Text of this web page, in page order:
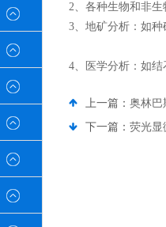
2、各种生物和非
3、地矿分析：如
4、医学分析：如
上一篇： 奥林巴
下一篇： 荧光显